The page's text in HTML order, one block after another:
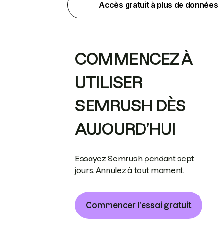
Accès gratuit à plus de données
COMMENCEZ À
UTILISER
SEMRUSH DÈS
AUJOURD’HUI
Essayez Semrush pendant sept
jours. Annulez à tout moment.
Commencer l’essai gratuit